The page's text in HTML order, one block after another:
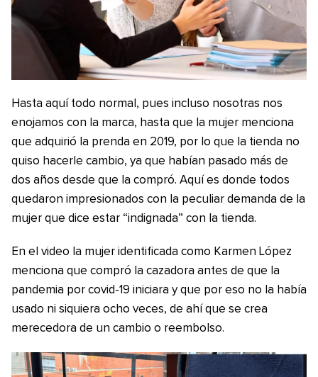
Hasta aquí todo normal, pues incluso nosotras nos
enojamos con la marca, hasta que la mujer menciona
que adquirió la prenda en 2019, por lo que la tienda no
quiso hacerle cambio, ya que habían pasado más de
dos años desde que la compró. Aquí es donde todos
quedaron impresionados con la peculiar demanda de la
mujer que dice estar “indignada” con la tienda.
En el video la mujer identificada como Karmen López
menciona que compró la cazadora antes de que la
pandemia por covid-19 iniciara y que por eso no la había
usado ni siquiera ocho veces, de ahí que se crea
merecedora de un cambio o reembolso.